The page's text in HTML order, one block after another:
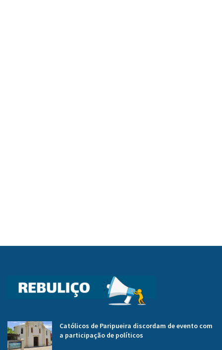
Católicos de Paripueira discordam de evento com
a participação de políticos